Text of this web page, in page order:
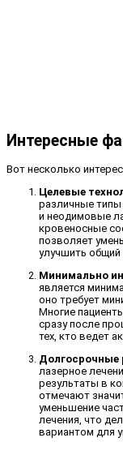
Интересные
Вот несколько
Целевые
различные
и неодимовые
кровеносные
позволяет
улучшить общий
Минимально
является
оно требует
Многие
сразу после
тех, кто ведет
Долгосрочные
лазерное
результаты в
отмечают
уменьшение
лечения, что
вариантом для